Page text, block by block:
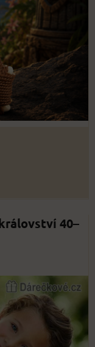
40–